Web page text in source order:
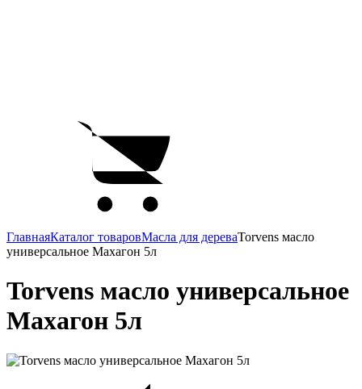
ГлавнаяКаталог товаровМасла для дереваTorvens масло
универсальное Махагон 5л
Torvens масло универсальное
Махагон 5л